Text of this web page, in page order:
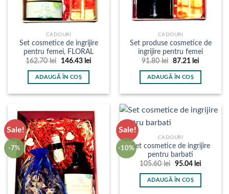
CADOURI
Set cosmetice de ingrijire
pentru femei, FLORAL
162.70lei
Prețul
a
fost:
146.43 leiPrețul
ADAUGĂ ÎN COȘ
CADOURI
Set produse cosmetice de
ingrijire pentru femei
91.80lei
Prețul
a
fost:
87.21 leiPrețul
ADAUGĂ ÎN COȘ
Sale!
-7%
Sale!
-10%
CADOURI
Set cosmetice de ingrijire
pentru barbati
105.60lei
Prețul
a
fost:
95.04 leiPrețul
ADAUGĂ ÎN COȘ